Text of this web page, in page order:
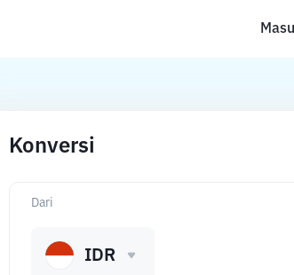
Konversi
Dari
IDR